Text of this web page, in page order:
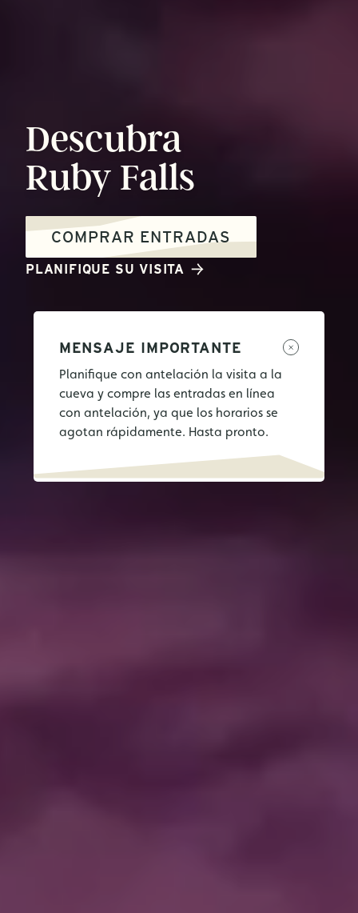
Descubra
Ruby Falls
COMPRAR ENTRADAS
PLANIFIQUE SU VISITA
MENSAJE IMPORTANTE
Planifique con antelación la visita a la
cueva y compre las entradas en línea
con antelación, ya que los horarios se
agotan rápidamente. Hasta pronto.